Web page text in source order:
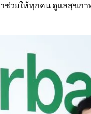
าช่วยให้ทุกคน ดูแลสุขภ